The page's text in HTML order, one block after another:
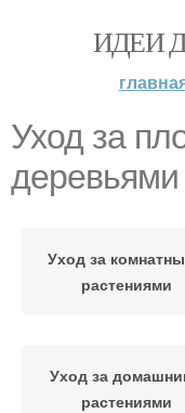
ИДЕИ
Уход за
деревьями
Уход за
растениями
Уход за
растениями